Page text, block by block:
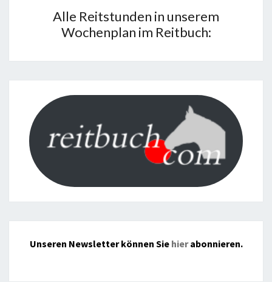
Alle Reitstunden in unserem
Wochenplan im Reitbuch:
Unseren Newsletter können Sie hierabonnieren.